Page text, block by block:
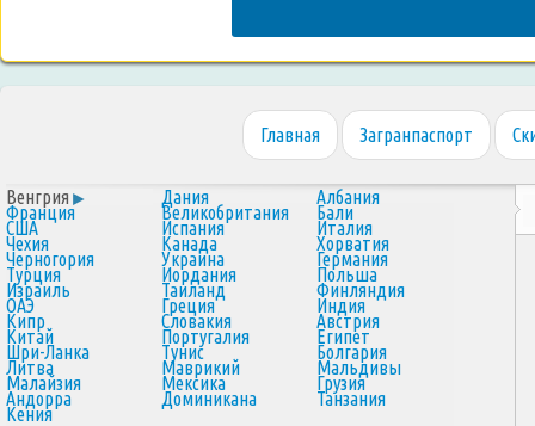
Главная Загранпаспорт
Венгрия Дания Албания
Франция Великобритания Бали
США Испания Италия
Чехия Канада Хорватия
Черногория Украина Германия
Турция Иордания Польша
Израиль Таиланд Финляндия
ОАЭ Греция Индия
Кипр Словакия Австрия
Китай Португалия Египет
Шри-Ланка Тунис Болгария
Литва Маврикий Мальдивы
Малайзия Мексика Грузия
Андорра Доминикана Танзания
Кения